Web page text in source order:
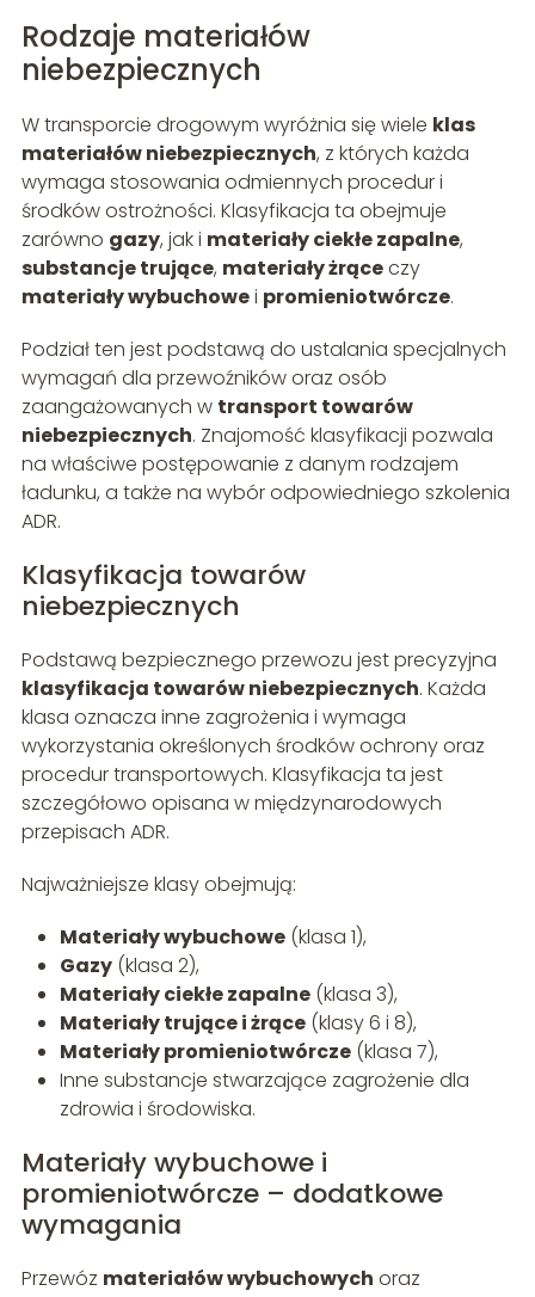
Rodzaje materiałów
niebezpiecznych
W transporcie drogowym wyróżnia się wiele klas
materiałów niebezpiecznych, z których każda
wymaga stosowania odmiennych procedur i
środków ostrożności. Klasyfikacja ta obejmuje
zarówno gazy, jak i materiały ciekłe zapalne,
substancje trujące, materiały żrąceczy
materiały wybuchowei promieniotwórcze.
Podział ten jest podstawą do ustalania specjalnych
wymagań dla przewoźników oraz osób
zaangażowanych w transport towarów
niebezpiecznych. Znajomość klasyfikacji pozwala
na właściwe postępowanie z danym rodzajem
ładunku, a także na wybór odpowiedniego szkolenia
ADR.
Klasyfikacja towarów
niebezpiecznych
Podstawą bezpiecznego przewozu jest precyzyjna
klasyfikacja towarów niebezpiecznych. Każda
klasa oznacza inne zagrożenia i wymaga
wykorzystania określonych środków ochrony oraz
procedur transportowych. Klasyfikacja ta jest
szczegółowo opisana w międzynarodowych
przepisach ADR.
Najważniejsze klasy obejmują:
Materiały wybuchowe(klasa 1),
Gazy(klasa 2),
Materiały ciekłe zapalne(klasa 3),
Materiały trujące i żrące(klasy 6 i 8),
Materiały promieniotwórcze(klasa 7),
Inne substancje stwarzające zagrożenie dla
zdrowia i środowiska.
Materiały wybuchowe i
promieniotwórcze – dodatkowe
wymagania
Przewóz materiałów wybuchowych oraz